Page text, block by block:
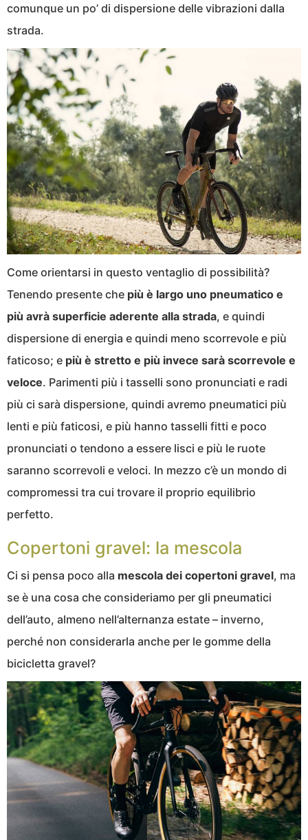
comunque un po’ di dispersione delle vibrazioni dalla
strada.
Come orientarsi in questo ventaglio di possibilità?
Tenendo presente che più è largo uno pneumatico e
più avrà superficie aderente alla strada, e quindi
dispersione di energia e quindi meno scorrevole e più
faticoso; e più è stretto e più invece sarà scorrevole e
veloce. Parimenti più i tasselli sono pronunciati e radi
più ci sarà dispersione, quindi avremo pneumatici più
lenti e più faticosi, e più hanno tasselli fitti e poco
pronunciati o tendono a essere lisci e più le ruote
saranno scorrevoli e veloci. In mezzo c’è un mondo di
compromessi tra cui trovare il proprio equilibrio
perfetto.
Copertoni gravel: la mescola
Ci si pensa poco alla mescola dei copertoni gravel, ma
se è una cosa che consideriamo per gli pneumatici
dell’auto, almeno nell’alternanza estate – inverno,
perché non considerarla anche per le gomme della
bicicletta gravel?